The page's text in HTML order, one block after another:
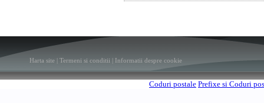
Harta site Termeni si conditii Informatii despre cookie
Coduri postale Prefixe si Coduri